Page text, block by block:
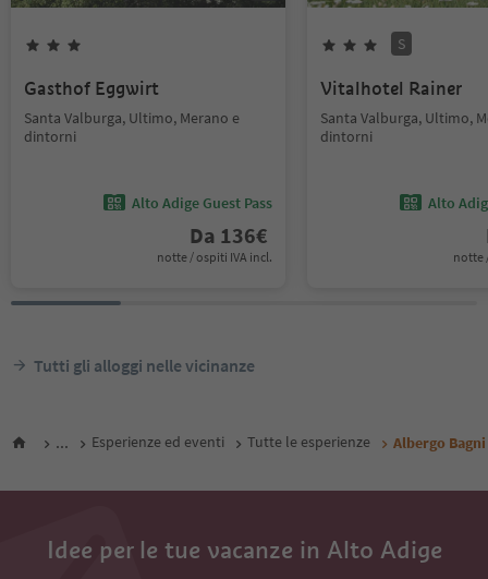
Gasthof Eggwirt
Santa Valburga, Ultimo, Merano e
dintorni
Alto Adige Guest Pass
Da 136€
notte / ospiti IVA incl.
S
Vitalhotel Rainer
Santa Valburga, Ultimo,
dintorni
Alto
notte
Tutti gli alloggi nelle vicinanze
... Esperienze ed eventi Tutte le esperienze Albergo
Idee per le tue vacanze in Alto Adige